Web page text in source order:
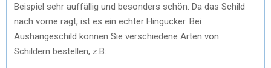
Beispiel sehr auffällig und besonders schön. Da das Schild
nach vorne ragt, ist es ein echter Hingucker. Bei
Aushangeschild können Sie verschiedene Arten von
Schildern bestellen, z.B: